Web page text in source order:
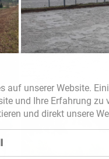
auf unserer Website.
und Ihre Erfahrung zu
und direkt unsere